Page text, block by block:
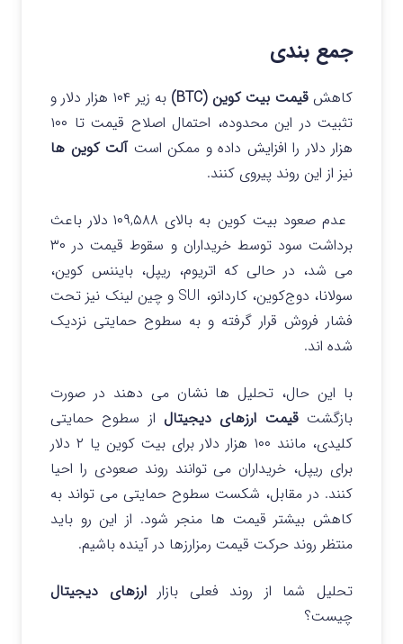
جمع بندی
کاهشقیمت بیت‌ کوین (BTC)
به زیر ۱۰۴ هزار دلار و
تثبیت در این محدوده، احتمال اصلاح قیمت تا ۱۰۰
هزار دلار را افزایش داده و ممکن است آلت‌ کوین‌ ها
نیز از این روند پیروی کنند.
عدم صعود بیت‌ کوین به بالای ۱۰۹,۵۸۸ دلار باعث
برداشت سود توسط خریداران و سقوط قیمت در ۳۰
می شد، در حالی که اتریوم، ریپل، بایننس‌ کوین،
سولانا، دوج‌کوین، کاردانو، SUI و چین‌ لینک نیز تحت
فشار فروش قرار گرفته و به سطوح حمایتی نزدیک
شده‌ اند.
با این حال، تحلیل‌ ها نشان می‌ دهند در صورت
بازگشتقیمت‌ ارزهای دیجیتال از سطوح حمایتی
کلیدی، مانند ۱۰۰ هزار دلار برای بیت‌ کوین یا ۲ دلار
برای ریپل، خریداران می‌ توانند روند صعودی را احیا
کنند. در مقابل، شکست سطوح حمایتی می‌ تواند به
کاهش بیشتر قیمت‌ ها منجر شود. از این رو باید
منتظر روند حرکت قیمت رمزارزها در آینده باشیم.
تحلیل شما از روند فعلی بازارارزهای دیجیتال
چیست؟